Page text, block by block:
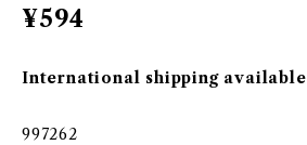
¥594
International shipping available
997262